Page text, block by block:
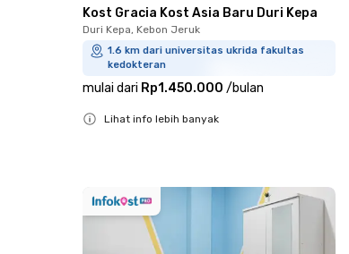
Kost Gracia Kost Asia Baru Duri Kepa
Duri Kepa, Kebon Jeruk
1.6 km dari universitas ukrida fakultas
kedokteran
mulai dari Rp1.450.000 /bulan
Lihat info lebih banyak